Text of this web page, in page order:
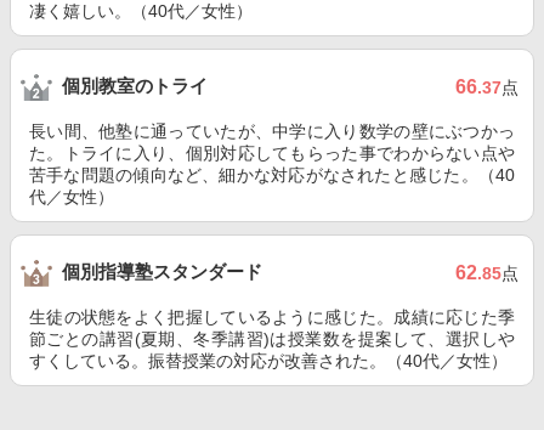
凄く嬉しい。（40代／女性）
個別教室のトライ 66.37点
長い間、他塾に通っていたが、中学に入り数学の壁にぶつかっ
た。トライに入り、個別対応してもらった事でわからない点や
苦手な問題の傾向など、細かな対応がなされたと感じた。（40
代／女性）
個別指導塾スタンダード 62.85点
生徒の状態をよく把握しているように感じた。成績に応じた季
節ごとの講習(夏期、冬季講習)は授業数を提案して、選択しや
すくしている。振替授業の対応が改善された。（40代／女性）